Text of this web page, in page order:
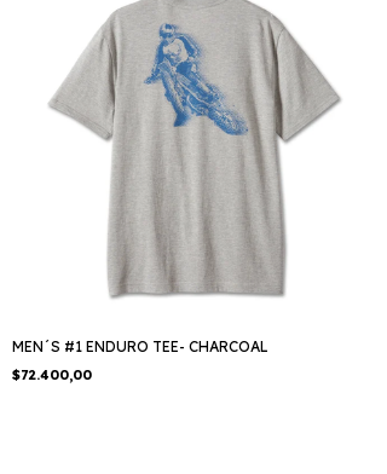
MEN´S #1 ENDURO TEE- CHARCOAL
$72.400,00